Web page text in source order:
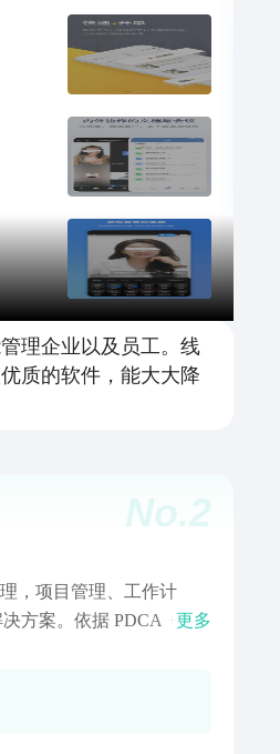
理企业以及员工。线
质的软件，能大大降
No.2
，项目管理、工作计
方案。依据 PDCA +
、OKR工作法四象限管
更多